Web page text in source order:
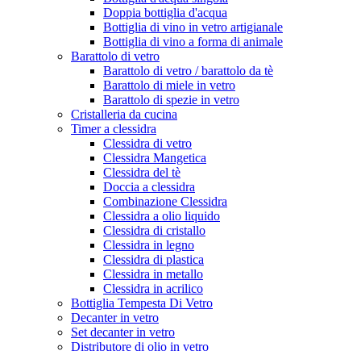
Doppia bottiglia d'acqua
Bottiglia di vino in vetro artigianale
Bottiglia di vino a forma di animale
Barattolo di vetro
Barattolo di vetro / barattolo da tè
Barattolo di miele in vetro
Barattolo di spezie in vetro
Cristalleria da cucina
Timer a clessidra
Clessidra di vetro
Clessidra Mangetica
Clessidra del tè
Doccia a clessidra
Combinazione Clessidra
Clessidra a olio liquido
Clessidra di cristallo
Clessidra in legno
Clessidra di plastica
Clessidra in metallo
Clessidra in acrilico
Bottiglia Tempesta Di Vetro
Decanter in vetro
Set decanter in vetro
Distributore di olio in vetro